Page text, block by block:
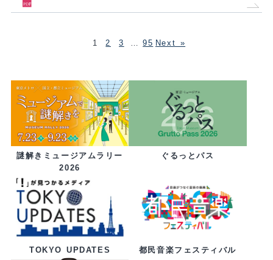
1 2 3 95 Next »
謎解きミュージアムラリー
2026
ぐるっとパス
TOKYO UPDATES 都民音楽フェスティバル